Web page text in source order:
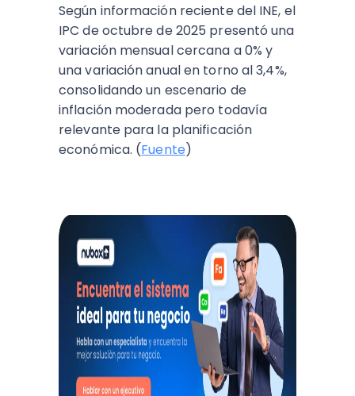
Según información reciente del INE, el
IPC de octubre de 2025 presentó una
variación mensual cercana a 0% y
una variación anual en torno al 3,4%,
consolidando un escenario de
inflación moderada pero todavía
relevante para la planificación
económica. (Fuente)